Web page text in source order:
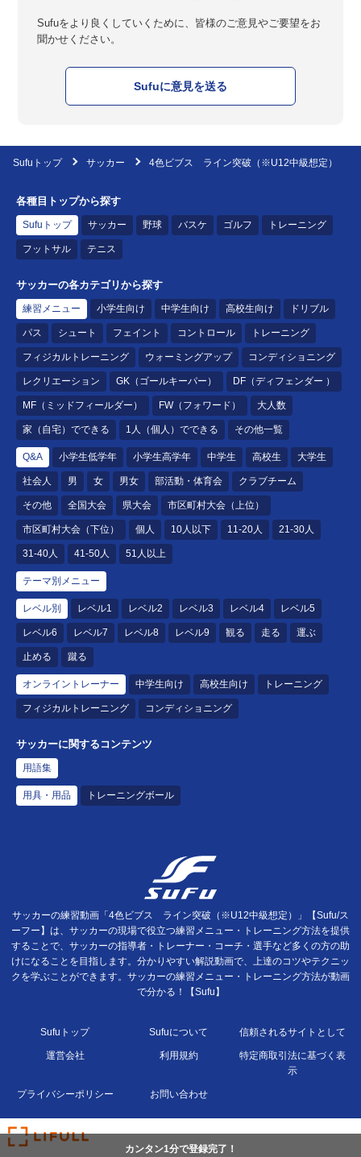
Sufuをより良くしていくために、皆様のご意見やご要望をお
聞かせください。
Sufuに意見を送る
Sufuトップ サッカー 4色ビブス ライン突破（※U12中級想定）
各種目トップから探す
Sufuトップ サッカー 野球 バスケ ゴルフ トレーニング
フットサル テニス
サッカーの各カテゴリから探す
練習メニュー 小学生向け 中学生向け 高校生向け ドリブル
パス シュート フェイント コントロール トレーニング
フィジカルトレーニング ウォーミングアップ コンディショニング
レクリエーション GK（ゴールキーパー） DF（ディフェンダー ）
MF（ミッドフィールダー） FW（フォワード） 大人数
家（自宅）でできる 1人（個人）でできる その他一覧
Q&A 小学生低学年 小学生高学年 中学生 高校生 大学生
社会人 男 女 男女 部活動・体育会 クラブチーム
その他 全国大会 県大会 市区町村大会（上位）
市区町村大会（下位） 個人 10人以下 11-20人 21-30人
31-40人 41-50人 51人以上
テーマ別メニュー
レベル別 レベル1 レベル2 レベル3 レベル4 レベル5
レベル6 レベル7 レベル8 レベル9 観る 走る 運ぶ
止める 蹴る
オンライントレーナー 中学生向け 高校生向け トレーニング
フィジカルトレーニング コンディショニング
サッカーに関するコンテンツ
用語集
用具・用品 トレーニングボール
カンタン1分で登録完了！
サッカーの練習動画「4色ビブス ライン突破（※U12中級想定）」【Sufu/ス
ーフー】は、サッカーの現場で役立つ練習メニュー・トレーニング方法を提供
することで、サッカーの指導者・トレーナー・コーチ・選手など多くの方の助
けになることを目指します。分かりやすい解説動画で、上達のコツやテクニッ
クを学ぶことができます。サッカーの練習メニュー・トレーニング方法が動画
で分かる！【Sufu】
Sufuトップ Sufuについて 信頼されるサイトとして
運営会社 利用規約
特定商取引法に基づく表
示
プライバシーポリシー お問い合わせ